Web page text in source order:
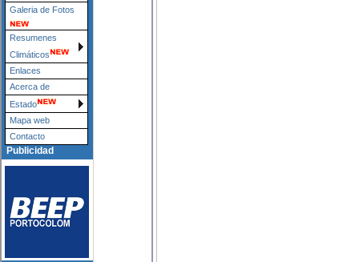
Galeria de Fotos
Resumenes
Climáticos
Enlaces
Acerca de
Estado
Mapa web
Contacto
Publicidad